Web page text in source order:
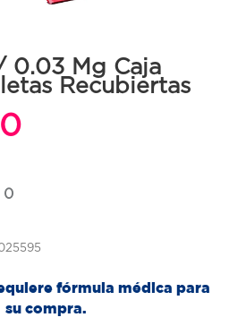
0.03 Mg Caja
Recubiertas
0
fórmula médica para
su compra.